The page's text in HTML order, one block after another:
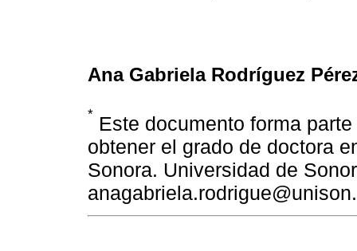
Ana Gabriela Rodríguez
* Este documento forma
obtener el grado de doctora
Sonora. Universidad de